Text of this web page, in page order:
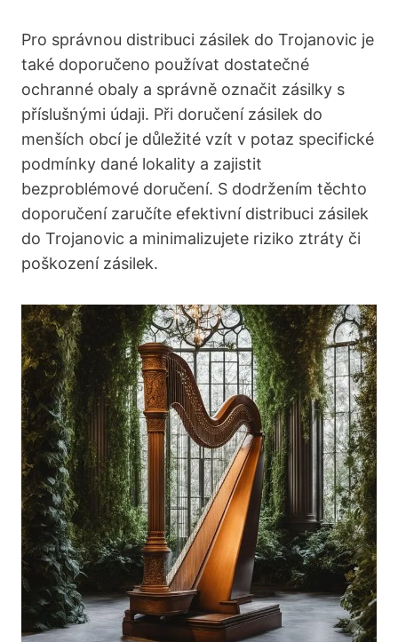
Pro správnou distribuci zásilek do Trojanovic je
také doporučeno používat dostatečné
ochranné obaly a správně označit zásilky s
příslušnými údaji. Při doručení zásilek do
menších obcí je důležité vzít v potaz specifické
podmínky dané lokality a zajistit
bezproblémové doručení. S dodržením těchto
doporučení zaručíte efektivní distribuci zásilek
do Trojanovic a minimalizujete riziko ztráty či
poškození zásilek.